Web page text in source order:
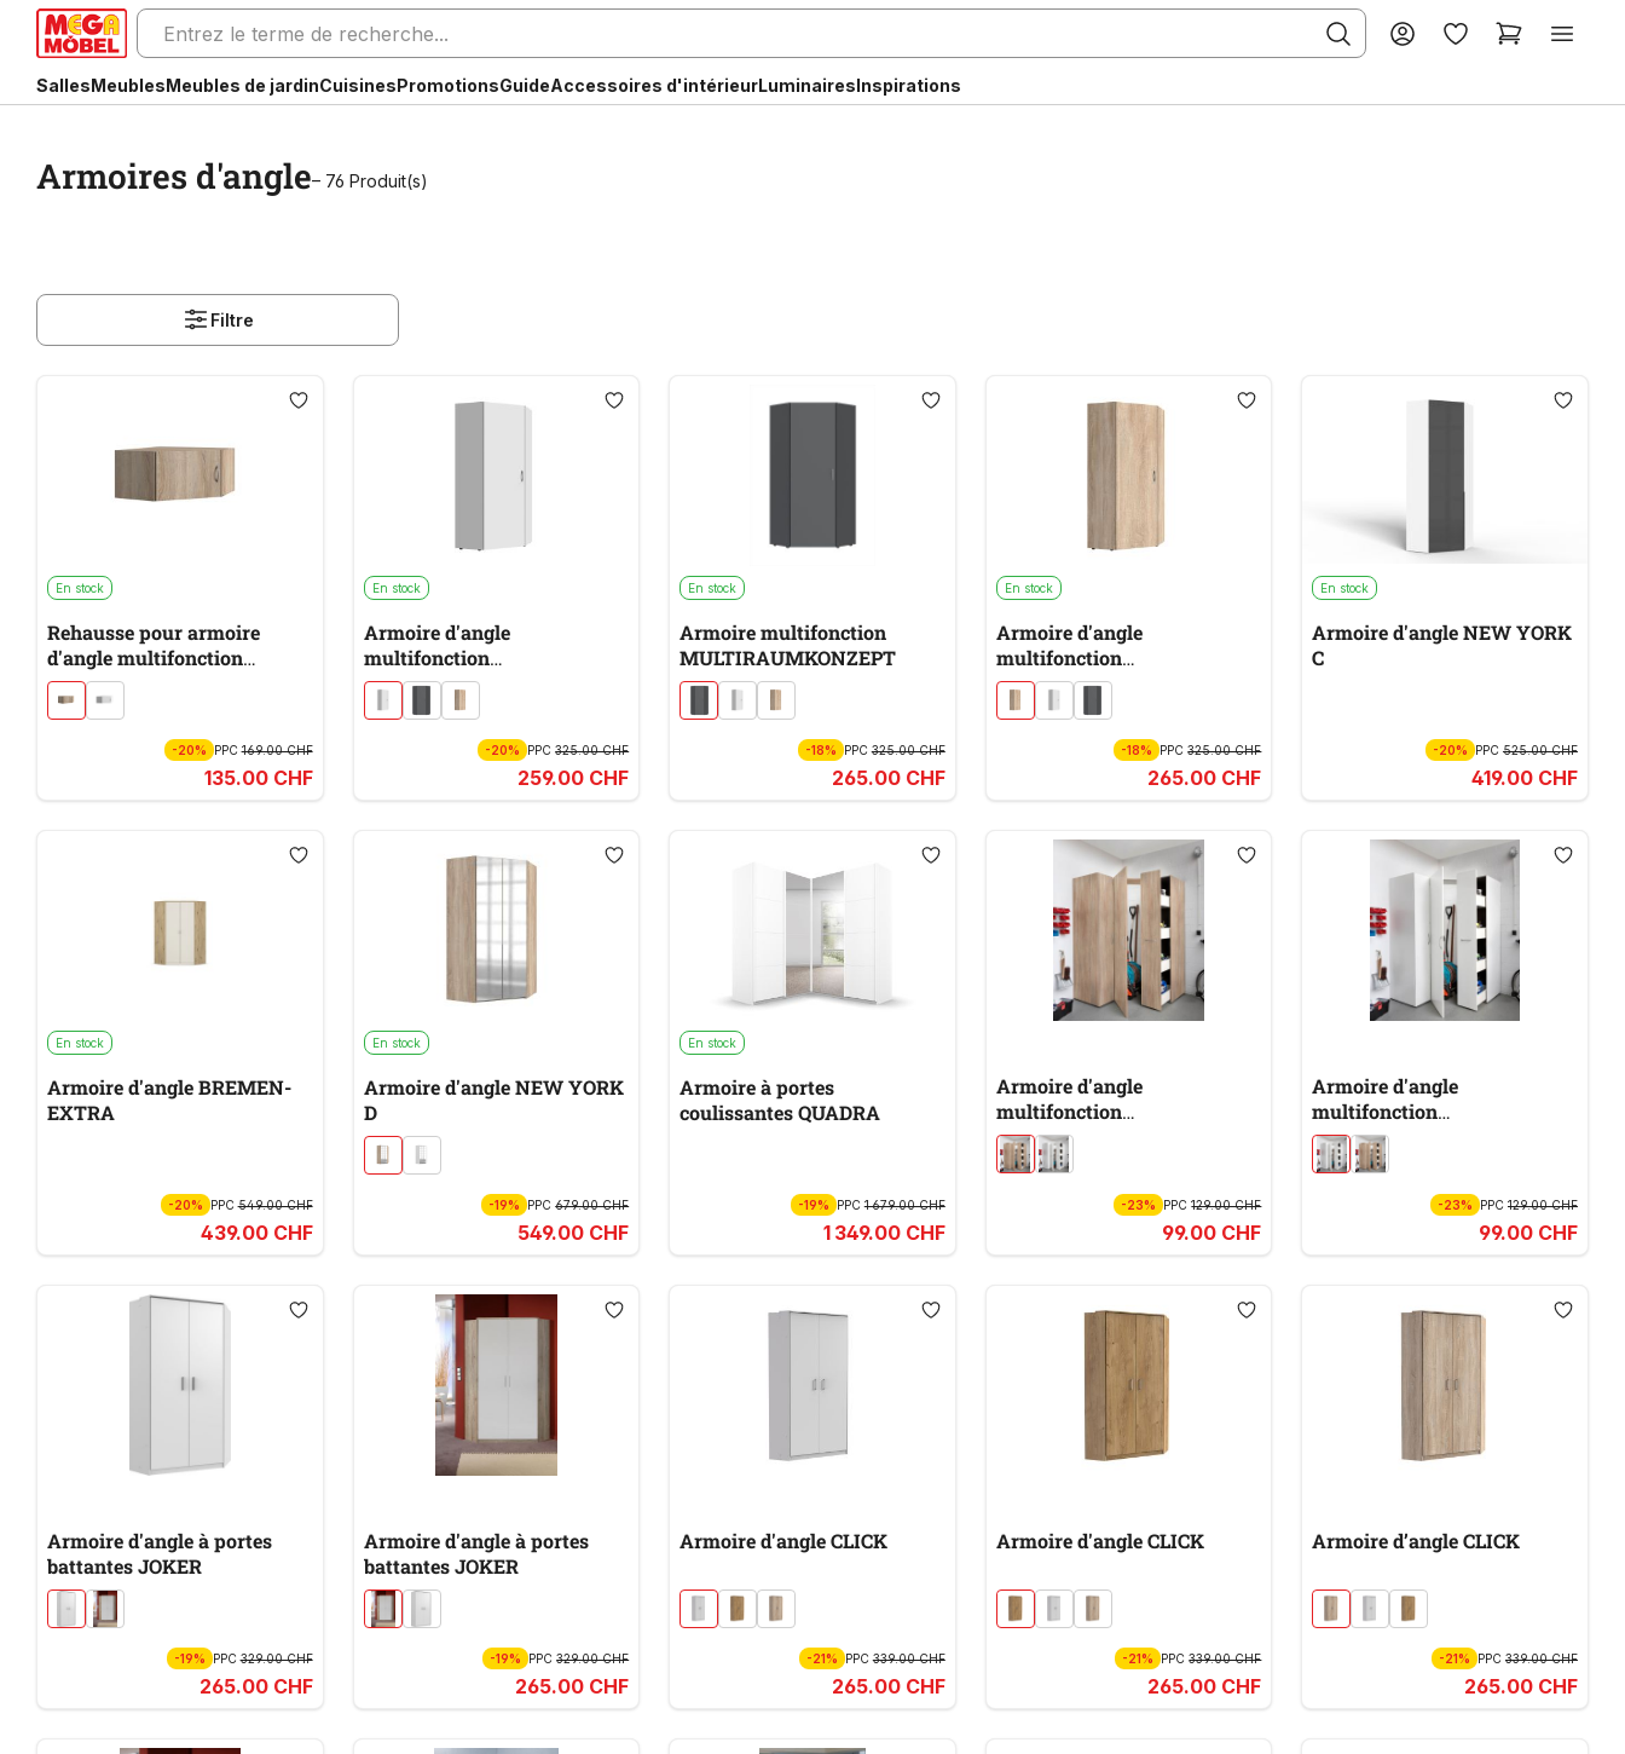
SallesMeublesMeubles de jardinCuisinesPromotionsGuideAccessoires d'intérieurLuminairesInspirations
Armoires d'angle– 76 Produit(s)
Filtre
En stock
Rehausse pour armoire
d'angle multifonction
MULTIRAUMKONZEPT
-20% PPC169.00 CHF
135.00 CHF
En stock
Armoire d'angle
multifonction
MULTIRAUMKONZEPT
-20% PPC325.00 CHF
259.00 CHF
En stock
Armoire multifonction
MULTIRAUMKONZEPT
-18% PPC325.00 CHF
265.00 CHF
En stock
Armoire d'angle
multifonction
MULTIRAUMKONZEPT
-18% PPC325.00 CHF
265.00 CHF
En stock
Armoire d'angle NEW YORK
C
-20% PPC 525.00 CHF
419.00 CHF
En stock
Armoire d'angle BREMEN-
EXTRA
-20% PPC549.00 CHF
439.00 CHF
En stock
Armoire d'angle NEW YORK
D
-19% PPC679.00 CHF
549.00 CHF
En stock
Armoire à portes
coulissantes QUADRA
-19% PPC1 679.00 CHF
1 349.00 CHF
Armoire d'angle
multifonction
MULTIRAUMKONZEPT
-23% PPC129.00 CHF
99.00 CHF
Armoire d'angle
multifonction
MULTIRAUMKONZEPT
-23% PPC 129.00 CHF
99.00 CHF
Armoire d'angle à portes
battantes JOKER
-19% PPC329.00 CHF
265.00 CHF
Armoire d'angle à portes
battantes JOKER
-19% PPC329.00 CHF
265.00 CHF
Armoire d'angle CLICK
-21% PPC339.00 CHF
265.00 CHF
Armoire d'angle CLICK
-21% PPC339.00 CHF
265.00 CHF
Armoire d’angle CLICK
-21% PPC 339.00 CHF
265.00 CHF